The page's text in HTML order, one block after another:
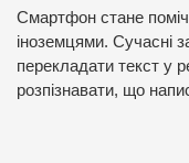
Смартфон стане
іноземцями. Сучасні
перекладати текст у
розпізнавати, що